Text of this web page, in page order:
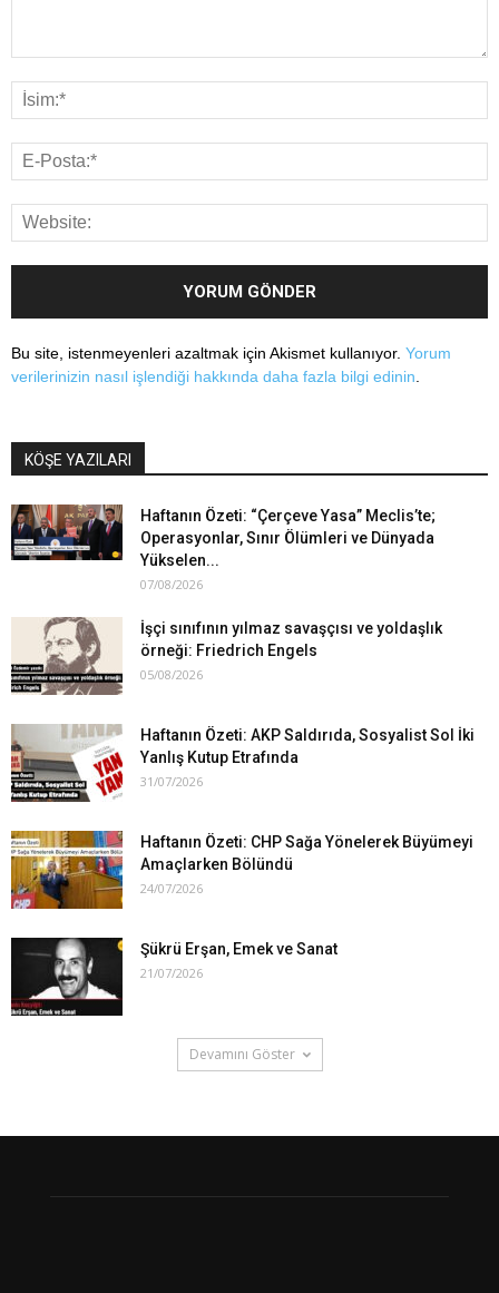
Bu site, istenmeyenleri azaltmak için Akismet kullanıyor. Yorum
verilerinizin nasıl işlendiği hakkında daha fazla bilgi edinin.
KÖŞE YAZILARI
Haftanın Özeti: “Çerçeve Yasa” Meclis’te;
Operasyonlar, Sınır Ölümleri ve Dünyada
Yükselen...
07/08/2026
İşçi sınıfının yılmaz savaşçısı ve yoldaşlık
örneği: Friedrich Engels
05/08/2026
Haftanın Özeti: AKP Saldırıda, Sosyalist Sol İki
Yanlış Kutup Etrafında
31/07/2026
Haftanın Özeti: CHP Sağa Yönelerek Büyümeyi
Amaçlarken Bölündü
24/07/2026
Şükrü Erşan, Emek ve Sanat
21/07/2026
Devamını Göster